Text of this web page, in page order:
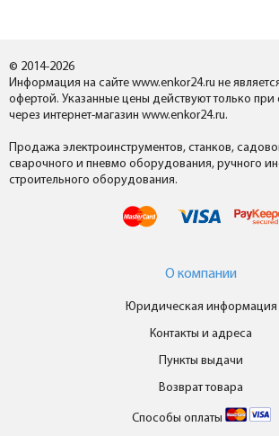
© 2014-2026
Информация на сайте www.enkor24.ru не
офертой. Указанные цены действуют только
через интернет-магазин www.enkor24.ru.
Продажа электроинструментов, станков,
сварочного и пневмо оборудования, ручного
строительного оборудования.
О компании
Юридическая информация
Контакты и адреса
Пункты выдачи
Возврат товара
Способы оплаты